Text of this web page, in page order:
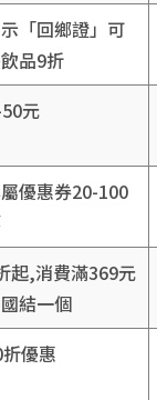
「回鄉證」可
品9折
元
優惠券20-100
起,消費滿369元
結一個
優惠